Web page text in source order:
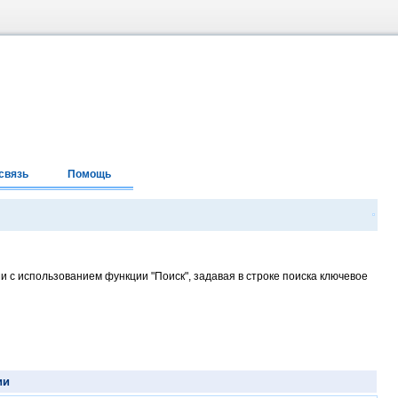
Помощь
использованием функции "Поиск", задавая в строке поиска ключевое